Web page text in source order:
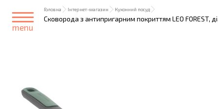
menu
Головна Інтернет-магазин Кухонний посуд
Сковорода з антипригарним покриттям LEO FOREST,